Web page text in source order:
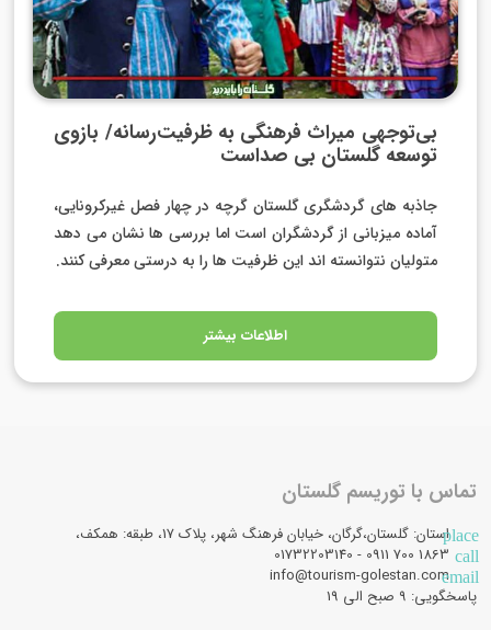
بی‌توجهی میراث فرهنگی به ظرفیت‌رسانه/ بازوی
توسعه گلستان بی صداست
جاذبه های گردشگری گلستان گرچه در چهار فصل غیرکرونایی،
آماده میزبانی از گردشگران است اما بررسی ها نشان می دهد
متولیان نتوانسته اند این ظرفیت ها را به درستی معرفی کنند.
اطلاعات بیشتر
تماس با توریسم گلستان
placeاستان: گلستان،گرگان، خیابان فرهنگ شهر، پلاک 17، طبقه: همکف،
call
email
info@tourism-golestan.com
پاسخگویی: ۹ صبح الی 19